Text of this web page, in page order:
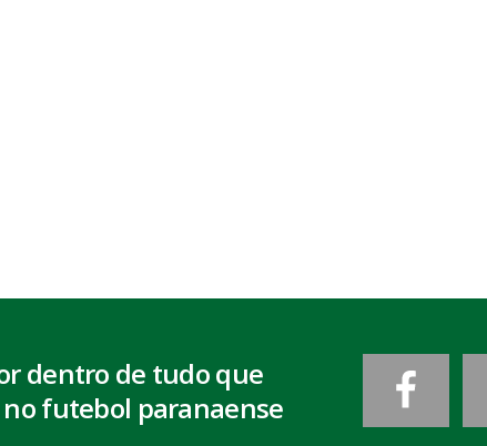
dentro de tudo que
futebol paranaense